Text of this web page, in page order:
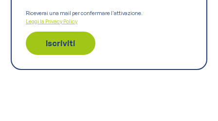
Riceverai una mail per confermare l'attivazione.
Leggi la Privacy Policy